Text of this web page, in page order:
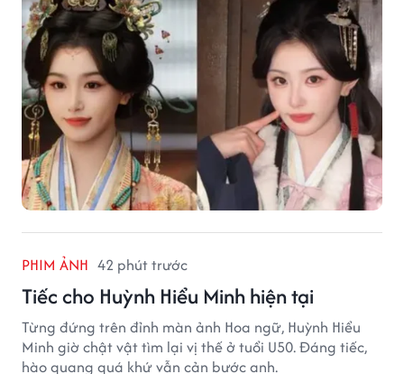
PHIM ẢNH 42 phút trước
Tiếc cho Huỳnh Hiểu Minh hiện tại
Từng đứng trên đỉnh màn ảnh Hoa ngữ, Huỳnh Hiểu
Minh giờ chật vật tìm lại vị thế ở tuổi U50. Đáng tiếc,
hào quang quá khứ vẫn cản bước anh.